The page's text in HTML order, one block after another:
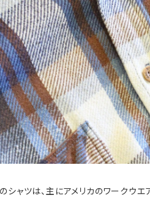
シャツは、主にアメリカのワーク